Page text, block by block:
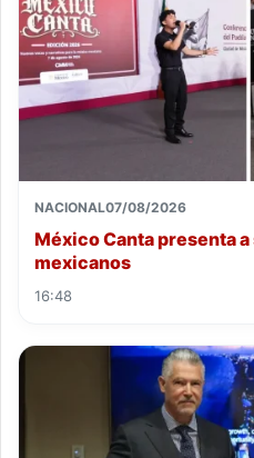
NACIONAL07/08/2026
México Canta presenta
mexicanos
16:48